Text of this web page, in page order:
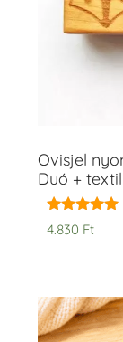
Ovisjel
Duó +
Értékelés:
5.00
4.830 Ft